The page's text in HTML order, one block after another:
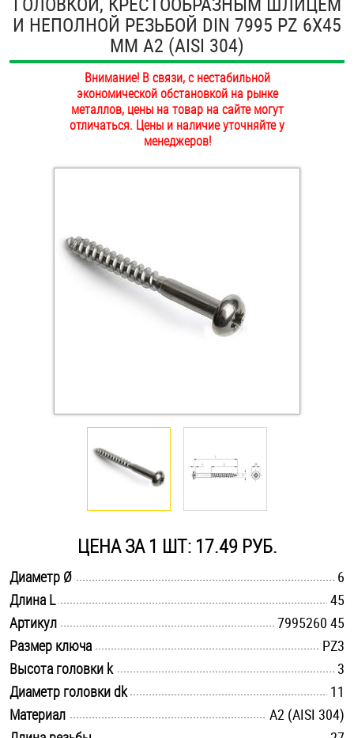
ОПЛАТА И ДОСТАВКА
НАШИ МАГАЗИНЫ
Втулки
Гайки
Дюбели
Дюймовый крепёж
Инструмент
Крюки, кольца с метрической резьбой
Крюки, кольца с шурупной резьбой
Саморезы и шурупы
Такелаж
Хомуты
Шайбы
Шпильки
Шплинты
И НЕПОЛНОЙ РЕЗЬБОЙ DIN 7995 PZ 6Х45
ММ А2 (AISI 304)
Внимание! В связи, с нестабильной
экономической обстановкой на рынке
металлов, цены на товар на сайте могут
отличаться. Цены и наличие уточняйте у
менеджеров!
ЦЕНА ЗА 1 ШТ: 17.49 РУБ.
Диаметр Ø
6
Длина L
45
Артикул
7995260 45
Размер ключа
PZ3
Высота головки k
3
Диаметр головки dk
11
Материал
А2 (AISI 304)